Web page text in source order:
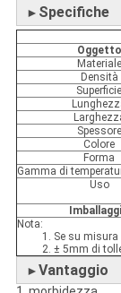
► Specifiche
Oggetto
Materiale
Densità
Superficie
Spessore
Colore
Forma
Gamma di
Uso
Nota:
1. Se su misura
2. ± 5mm di
►Vantaggio